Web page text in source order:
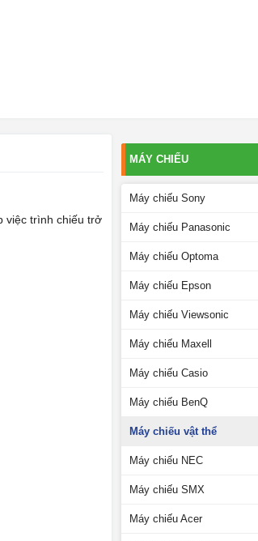
việc trình chiếu trở
MÁY CHIẾU
Máy chiếu Sony
Máy chiếu Panasonic
Máy chiếu Optoma
Máy chiếu Epson
Máy chiếu Viewsonic
Máy chiếu Maxell
Máy chiếu Casio
Máy chiếu BenQ
Máy chiếu vật thể
Máy chiếu NEC
Máy chiếu SMX
Máy chiếu Acer